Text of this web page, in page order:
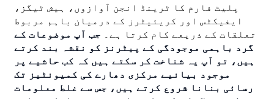
پلیٹ فارم کا ٹرینڈ انجن آوازوں، ہیش ٹیگز،
ایفیکٹس اور کریئیٹرز کے درمیان باہم مربوط
تعلقات کے ذریعے کام کرتا ہے۔ جب آپ موضوعات کے
گرد باہمی موجودگی کے پیٹرنز کو نقشہ بند کرتے
ہیں، تو آپ یہ شناخت کر سکتے ہیں کہ کب حاشیے پر
موجود بیانیے مرکزی دھارے کی کمیونٹیز تک
رسائی بنانا شروع کرتے ہیں، جس سے غلط معلومات